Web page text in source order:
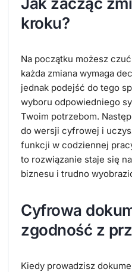
kroku?
Na początku możesz
każda zmiana wymaga
jednak podejść do tego
wyboru odpowiedniego
Twoim potrzebom.
do wersji cyfrowej i
funkcji w codziennej
to rozwiązanie staje się
biznesu i trudno
Cyfrowa
zgodność z
Kiedy prowadzisz